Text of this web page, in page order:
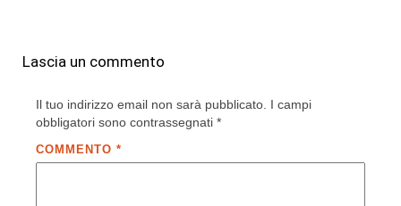
Lascia un commento
Il tuo indirizzo email non sarà pubblicato. I campi
obbligatori sono contrassegnati *
COMMENTO *